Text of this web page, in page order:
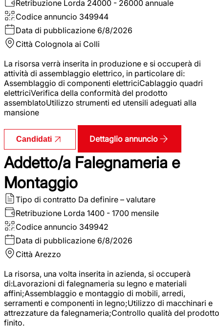
Retribuzione Lorda 24000 - 26000 annuale
Codice annuncio 349944
Data di pubblicazione 6/8/2026
Città Colognola ai Colli
La risorsa verrà inserita in produzione e si occuperà di
attività di assemblaggio elettrico, in particolare di:
Assemblaggio di componenti elettriciCablaggio quadri
elettriciVerifica della conformità del prodotto
assemblatoUtilizzo strumenti ed utensili adeguati alla
mansione
Candidati Dettaglio annuncio
Addetto/a Falegnameria e
Montaggio
Tipo di contratto Da definire – valutare
Retribuzione Lorda 1400 - 1700 mensile
Codice annuncio 349942
Data di pubblicazione 6/8/2026
Città Arezzo
La risorsa, una volta inserita in azienda, si occuperà
di:Lavorazioni di falegnameria su legno e materiali
affini;Assemblaggio e montaggio di mobili, arredi,
serramenti e componenti in legno;Utilizzo di macchinari e
attrezzature da falegnameria;Controllo qualità del prodotto
finito.